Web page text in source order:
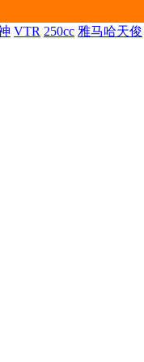
VTR 250cc 雅马哈天俊